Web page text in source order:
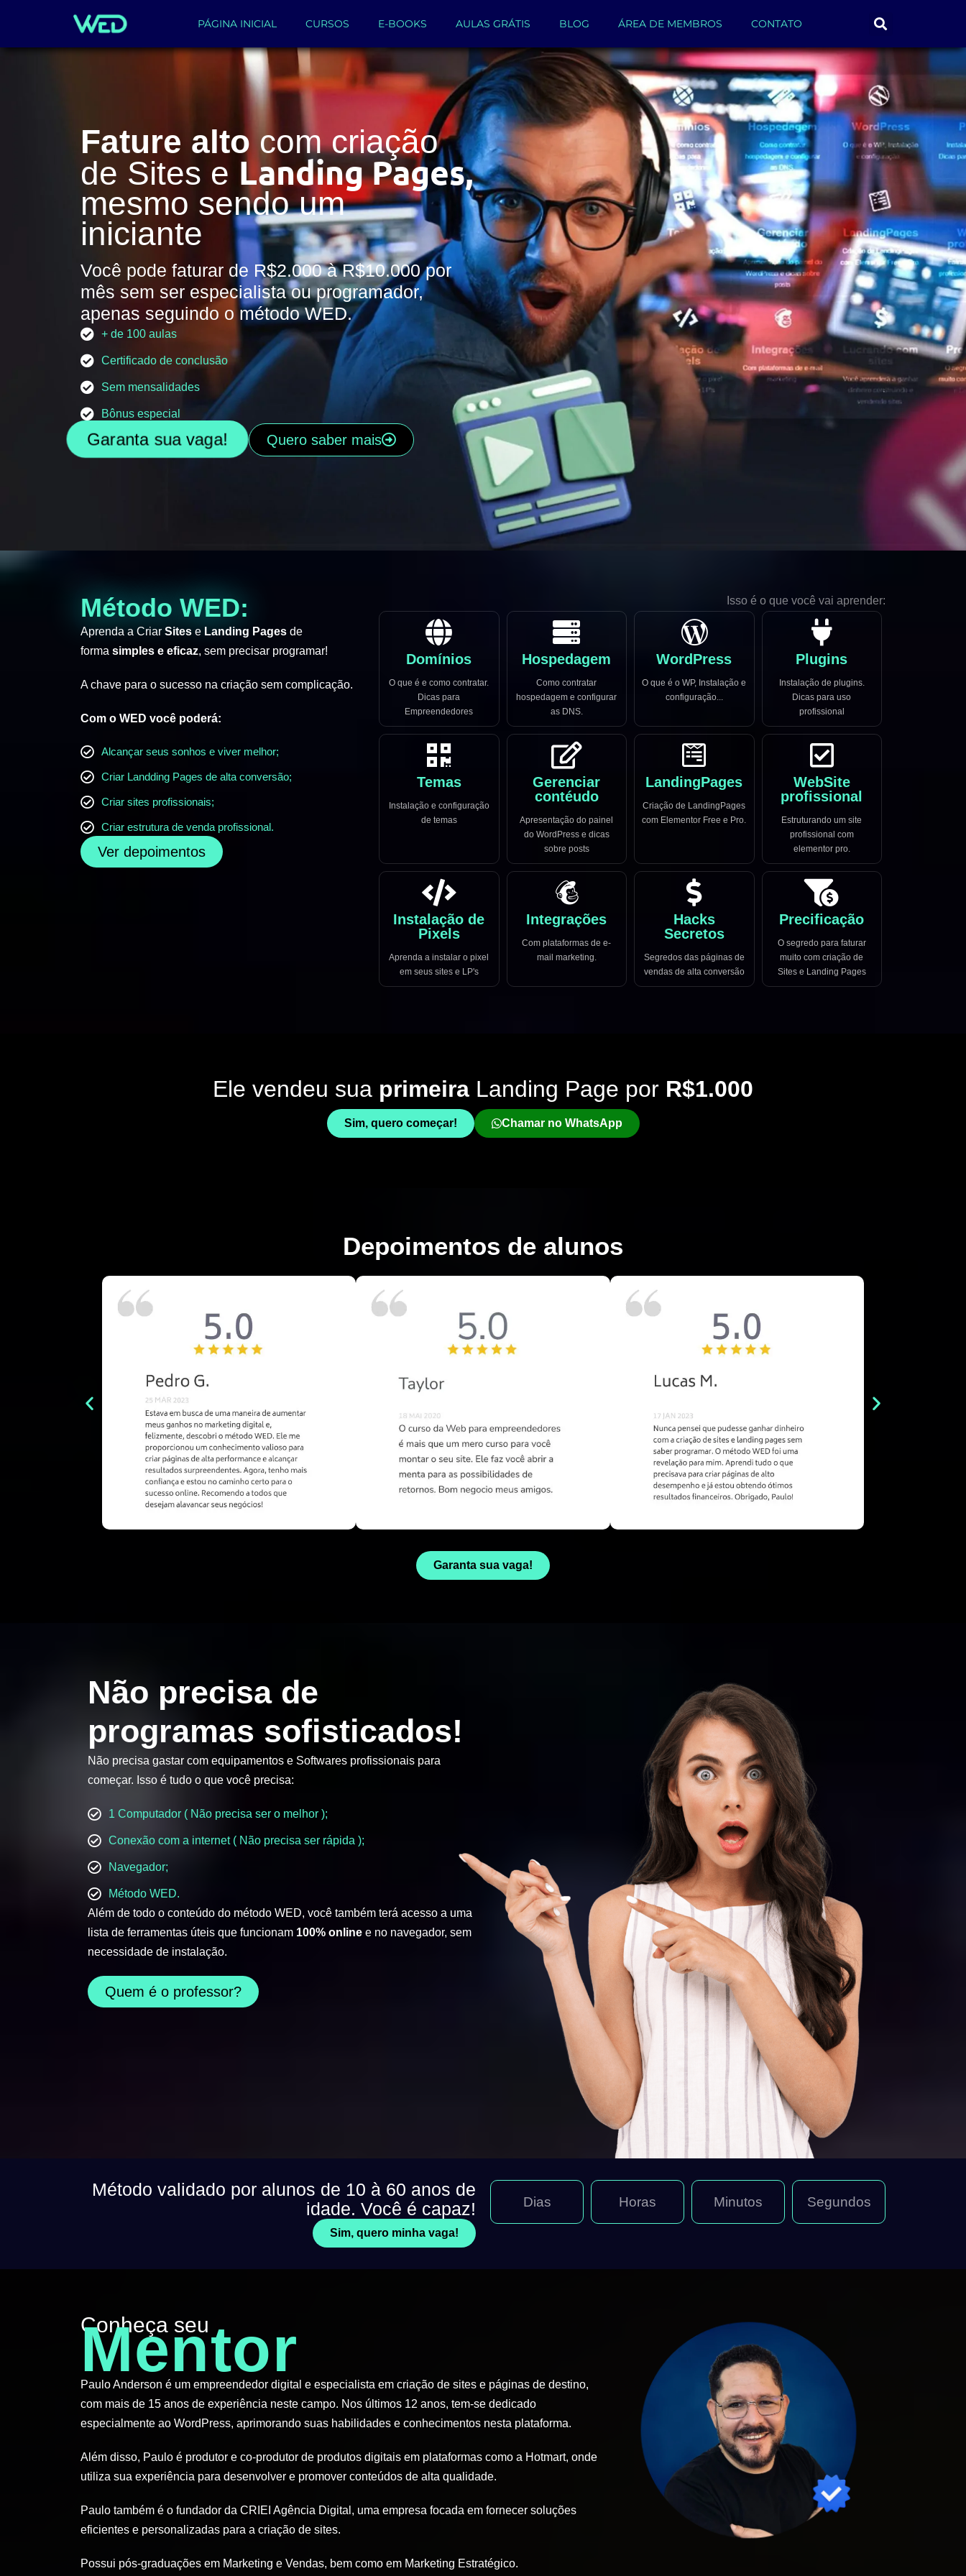
PÁGINA INICIAL CURSOS E-BOOKS AULAS GRÁTIS BLOG ÁREA DE MEMBROS CONTATO
Fature alto com criação
de Sites e Landing Pages,
mesmo sendo um
iniciante
Você pode faturar de R$2.000 à R$10.000 por
mês sem ser especialista ou programador,
apenas seguindo o método WED.
+ de 100 aulas
Certificado de conclusão
Sem mensalidades
Bônus especial
Garanta sua vaga! Quero saber mais
Método WED:
Aprenda a Criar Sites e Landing Pages de
forma simples e eficaz, sem precisar programar!
A chave para o sucesso na criação sem complicação.
Com o WED você poderá:
Alcançar seus sonhos e viver melhor;
Criar Landding Pages de alta conversão;
Criar sites profissionais;
Criar estrutura de venda profissional.
Ver depoimentos
Isso é o que você vai aprender:
Domínios
O que é e como contratar.
Dicas para
Empreendedores
Hospedagem
Como contratar
hospedagem e configurar
as DNS.
WordPress
O que é o WP, Instalação e
configuração...
Plugins
Instalação de plugins.
Dicas para uso
profissional
Temas
Instalação e configuração
de temas
Gerenciar
contéudo
Apresentação do painel
do WordPress e dicas
sobre posts
LandingPages
Criação de LandingPages
com Elementor Free e Pro.
WebSite
profissional
Estruturando um site
profissional com
elementor pro.
Instalação de
Pixels
Aprenda a instalar o pixel
em seus sites e LP's
Integrações
Com plataformas de e-
mail marketing.
Hacks
Secretos
Segredos das páginas de
vendas de alta conversão
Precificação
O segredo para faturar
muito com criação de
Sites e Landing Pages
Ele vendeu sua primeira Landing Page por R$1.000
Sim, quero começar! Chamar no WhatsApp
Depoimentos de alunos
Garanta sua vaga!
Não precisa de
programas sofisticados!
Não precisa gastar com equipamentos e Softwares profissionais para
começar. Isso é tudo o que você precisa:
1 Computador ( Não precisa ser o melhor );
Conexão com a internet ( Não precisa ser rápida );
Navegador;
Método WED.
Além de todo o conteúdo do método WED, você também terá acesso a uma
lista de ferramentas úteis que funcionam 100% online e no navegador, sem
necessidade de instalação.
Quem é o professor?
Método validado por alunos de 10 à 60 anos de
idade. Você é capaz!
Sim, quero minha vaga!
Dias Horas Minutos Segundos
Conheça seu
Mentor
Paulo Anderson é um empreendedor digital e especialista em criação de sites e páginas de destino,
com mais de 15 anos de experiência neste campo. Nos últimos 12 anos, tem-se dedicado
especialmente ao WordPress, aprimorando suas habilidades e conhecimentos nesta plataforma.
Além disso, Paulo é produtor e co-produtor de produtos digitais em plataformas como a Hotmart, onde
utiliza sua experiência para desenvolver e promover conteúdos de alta qualidade.
Paulo também é o fundador da CRIEI Agência Digital, uma empresa focada em fornecer soluções
eficientes e personalizadas para a criação de sites.
Possui pós-graduações em Marketing e Vendas, bem como em Marketing Estratégico.